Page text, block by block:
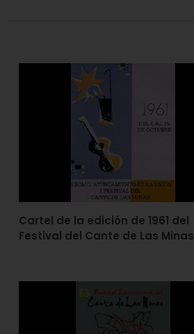
Cartel de la edición de 1961 del
Festival del Cante de Las Minas